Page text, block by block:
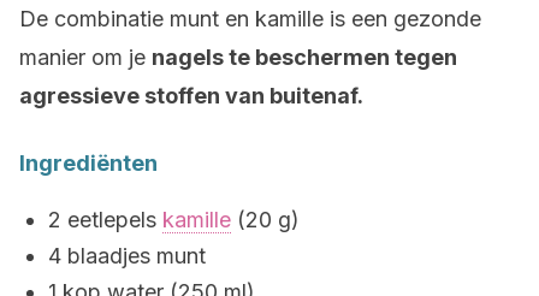
De combinatie munt en kamille is een gezonde
manier om je nagels te beschermen tegen
agressieve stoffen van buitenaf.
Ingrediënten
2 eetlepels kamille (20 g)
4 blaadjes munt